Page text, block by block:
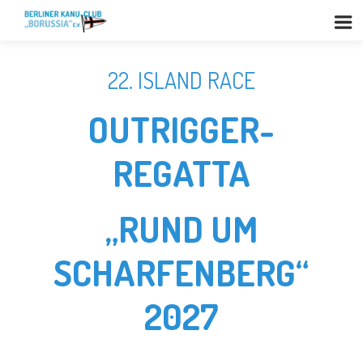
22. ISLAND RACE
OUTRIGGER-
REGATTA
„RUND UM
SCHARFENBERG“
2027